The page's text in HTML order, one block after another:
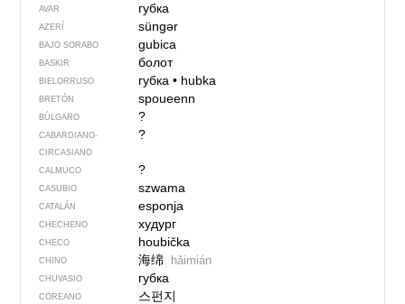
AVAR губка
AZERÍ süngər
BAJO SORABO gubica
BASKIR болот
BIELORRUSO губка• hubka
BRETÓN spoueenn
BÚLGARO ?
CABARDIANO-
CIRCASIANO
?
CALMUCO ?
CASUBIO szwama
CATALÁN esponja
CHECHENO худург
CHECO houbička
CHINO 海绵 hǎimián
CHUVASIO губка
COREANO 스펀지